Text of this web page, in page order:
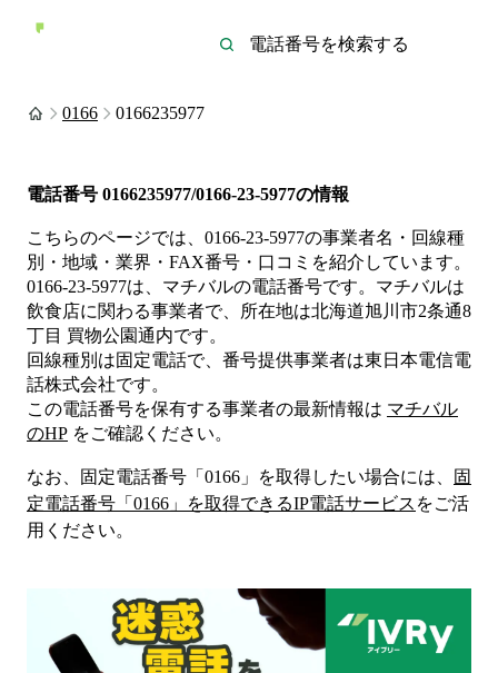
0166 0166235977
電話番号 0166235977/0166-23-5977の情報
こちらのページでは、 0166-23-5977の事業者名・回線種
別・地域・業界・FAX番号・口コミを紹介しています。
0166-23-5977は、 マチバルの電話番号です。 マチバルは
飲食店に関わる事業者で、所在地は北海道旭川市2条通8
丁目 買物公園通内です。
回線種別は固定電話で、番号提供事業者は東日本電信電
話株式会社です。
この電話番号を保有する事業者の最新情報は マチバル
のHP をご確認ください。
なお、固定電話番号「 0166 」を取得したい場合には、
固
定電話番号「 0166 」を取得できるIP電話サービス をご活
用ください。